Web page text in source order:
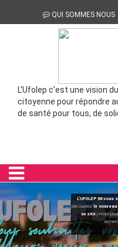
QUI SOMMES NOUS
L'Ufolep c'est une vision
citoyenne pour répondre
de santé pour tous, de
L’UFOLEP 84
Découvrez
le
un sitepensé